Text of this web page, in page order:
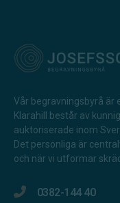
Vår begravningsbyrå är
Klarahill består av
auktoriserade inom
Det personliga är
och när vi utformar
0382-144 40